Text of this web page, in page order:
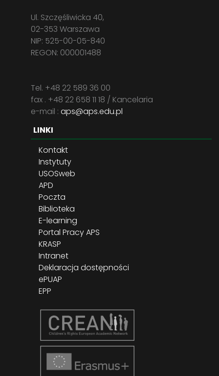
Ul. Szczęśliwicka 40,
02-353 Warszawa
NIP: 525-00-05-840
REGON: 000001488
Tel. +48 22 589 36 00
fax . +48 22 658 11 18 / Kancelaria
e-mail : aps@aps.edu.pl
LINKI
Kontakt
Instytuty
USOSweb
APD
Poczta
Biblioteka
E-learning
Portal Pracy APS
KRASP
Intranet
Deklaracja dostępności
ePUAP
EPP